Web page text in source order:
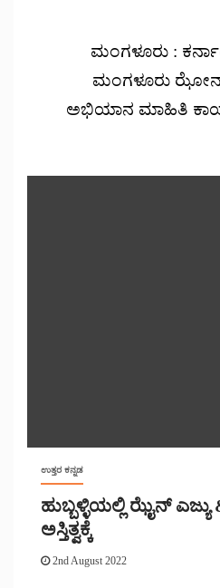
ಮಂಗಳೂರು :
ಮಂಗಳೂರು ಝೋನ್
ಅಭಿಯಾನ‌ ಮಾಹಿತಿ
ಉತ್ತರ ಕನ್ನಡ
ಹುಬ್ಬಳ್ಳಿಯಲ್ಲಿ ಝೈನ್
ಅಸ್ತಿತ್ವಕ್ಕೆ
2nd August 2022